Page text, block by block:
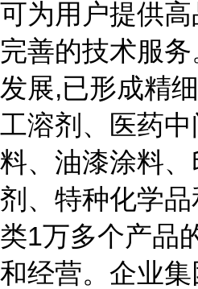
可为用户提供
完善的技术服
发展,已形成精
工溶剂、医药
料、油漆涂料
剂、特种化学
类1万多个产品
和经营。企业